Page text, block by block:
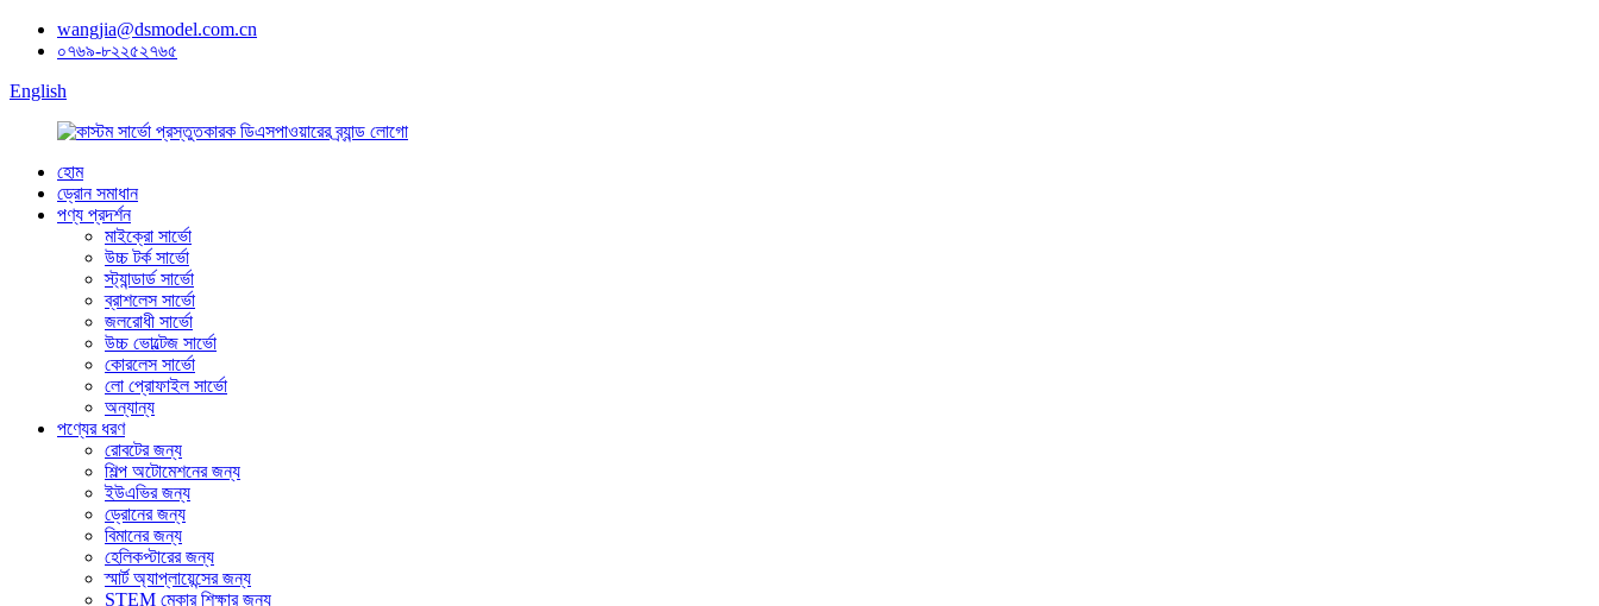
wangjia@dsmodel.com.cn
০৭৬৯-৮২২৫২৭৬৫
English
হোম
ড্রোন সমাধান
পণ্য প্রদর্শন
মাইক্রো সার্ভো
উচ্চ টর্ক সার্ভো
স্ট্যান্ডার্ড সার্ভো
ব্রাশলেস সার্ভো
জলরোধী সার্ভো
উচ্চ ভোল্টেজ সার্ভো
কোরলেস সার্ভো
লো প্রোফাইল সার্ভো
অন্যান্য
পণ্যের ধরণ
রোবটের জন্য
শিল্প অটোমেশনের জন্য
ইউএভির জন্য
ড্রোনের জন্য
বিমানের জন্য
হেলিকপ্টারের জন্য
স্মার্ট অ্যাপ্লায়েন্সের জন্য
STEM মেকার শিক্ষার জন্য